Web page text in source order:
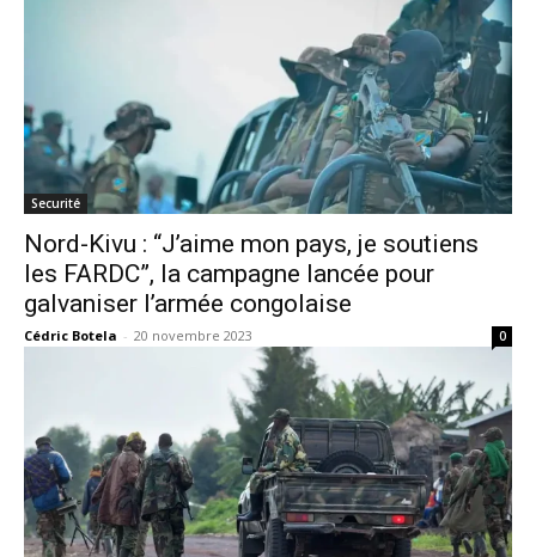
Securité
Nord-Kivu : “J’aime mon pays, je soutiens
les FARDC”, la campagne lancée pour
galvaniser l’armée congolaise
Cédric Botela - 20 novembre 2023 0